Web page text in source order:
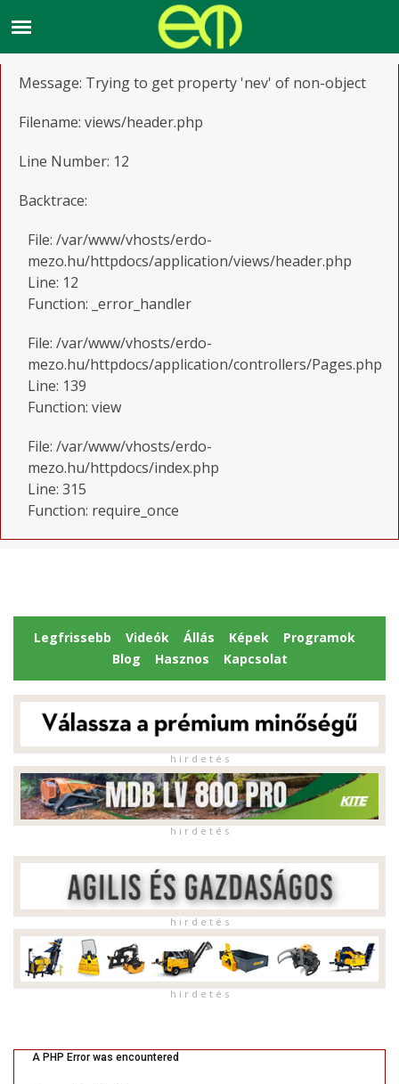
A PHP Error was encountered
Message: Trying to get property 'nev' of non-object
Filename: views/header.php
Line Number: 12
Backtrace:
File: /var/www/vhosts/erdo-
mezo.hu/httpdocs/application/views/header.php
Line: 12
Function: _error_handler
File: /var/www/vhosts/erdo-
mezo.hu/httpdocs/application/controllers/Pages.php
Line: 139
Function: view
File: /var/www/vhosts/erdo-
mezo.hu/httpdocs/index.php
Line: 315
Function: require_once
Legfrissebb Videók Állás Képek
Programok
Blog
Hasznos Kapcsolat
h i r d e t é s
h i r d e t é s
h i r d e t é s
h i r d e t é s
A PHP Error was encountered